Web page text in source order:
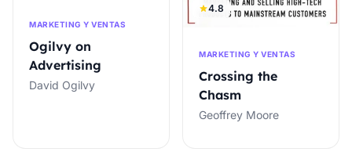
MARKETING Y VENTAS
Ogilvy on
Advertising
David Ogilvy
4.8
MARKETING Y VENTAS
Crossing the
Chasm
Geoffrey Moore